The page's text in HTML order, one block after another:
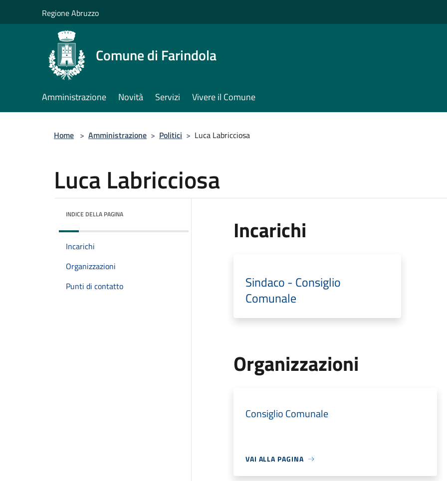
Regione Abruzzo
Comune di Farindola
Amministrazione Novità Servizi Vivere il Comune
Home > Amministrazione > Politici > Luca Labricciosa
Luca Labricciosa
INDICE DELLA PAGINA
Incarichi
Organizzazioni
Punti di contatto
Incarichi
Sindaco - Consiglio
Comunale
Organizzazioni
Consiglio Comunale
VAI ALLA PAGINA